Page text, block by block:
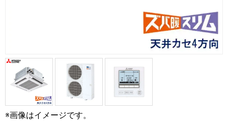
※画像はイメージです。